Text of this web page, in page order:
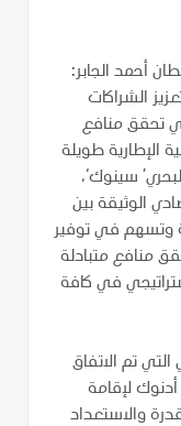
أحمد الجابر:
الشراكات
تحقق منافع
الإطارية طويلة
سينوك‘،
الوثيقة بين
وتسهم في توفير
منافع متبادلة
في كافة
تم الاتفاق
لإقامة
والاستعداد